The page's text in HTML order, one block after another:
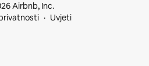
Airbnb, Inc.
Uvjeti